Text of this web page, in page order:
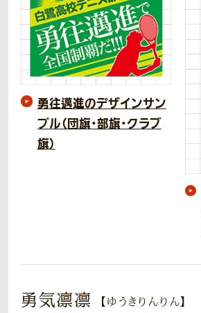
勇往邁進のデザインサン
プル（団旗・部旗・クラブ
旗）
勇気凛凛 【ゆうきりんりん】